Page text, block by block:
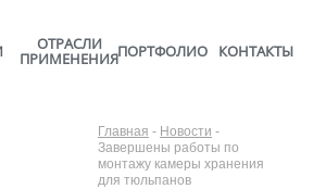
ОТРАСЛИ
ПРИМЕНЕНИЯПОРТФОЛИО КОНТАКТЫ
Главная - Новости -
Завершены работы по
монтажу камеры хранения
для тюльпанов